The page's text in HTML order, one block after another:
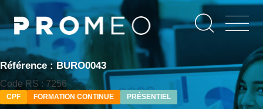
contenu
principal
Référence : BURO0043
Code RS : 7256
CPF FORMATION CONTINUE PRÉSENTIEL
Panneau de gestion des cookies